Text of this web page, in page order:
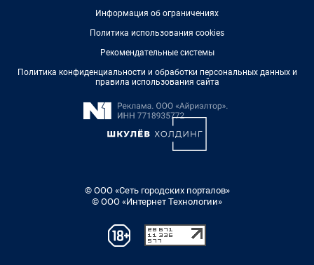
Информация об ограничениях
Политика использования cookies
Рекомендательные системы
Политика конфиденциальности и обработки персональных данных и
правила использования сайта
© ООО «Сеть городских порталов»
© ООО «Интернет Технологии»